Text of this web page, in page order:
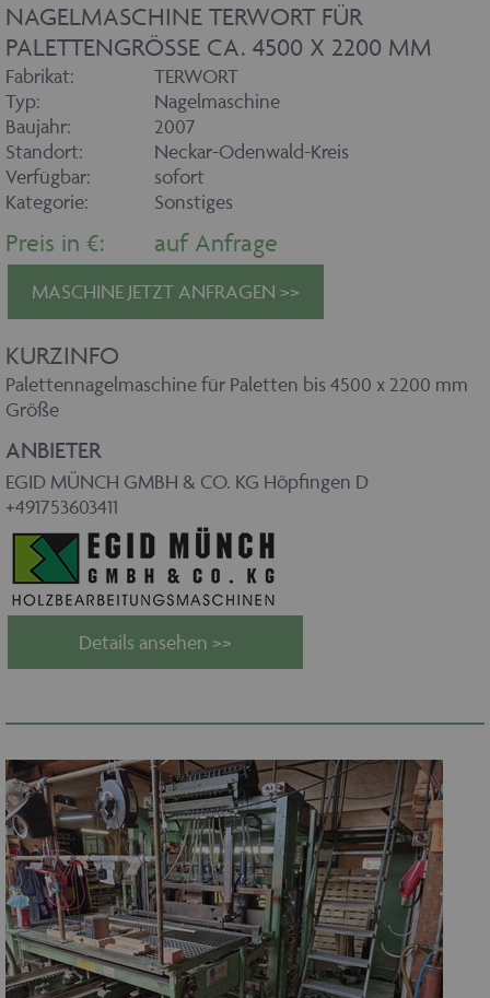
NAGELMASCHINE TERWORT FÜR
PALETTENGRÖSSE CA. 4500 X 2200 MM
Fabrikat:
TERWORT
Typ:
Nagelmaschine
Baujahr:
2007
Standort:
Neckar-Odenwald-Kreis
Verfügbar:
sofort
Kategorie:
Sonstiges
Preis in €: auf Anfrage
MASCHINE JETZT ANFRAGEN >>
KURZINFO
Palettennagelmaschine für Paletten bis 4500 x 2200 mm
Größe
ANBIETER
EGID MÜNCH GMBH & CO. KG Höpfingen D
+491753603411
Details ansehen >>